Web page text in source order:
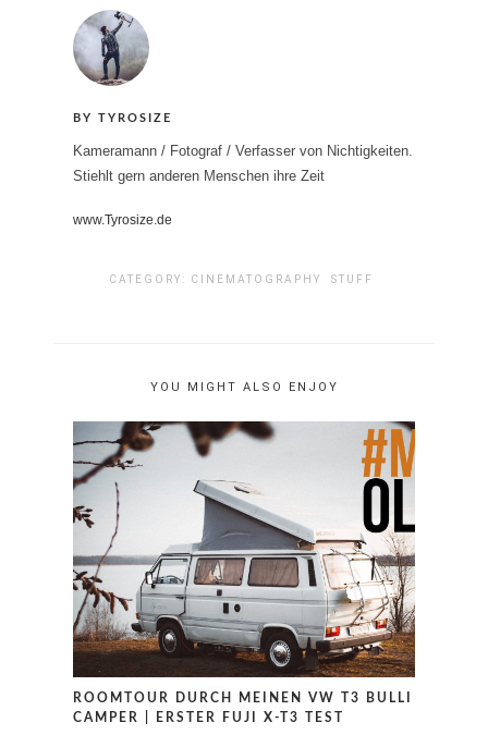
BY TYROSIZE
Kameramann / Fotograf / Verfasser von Nichtigkeiten.
Stiehlt gern anderen Menschen ihre Zeit
www.Tyrosize.de
CATEGORY: CINEMATOGRAPHY STUFF
YOU MIGHT ALSO ENJOY
ROOMTOUR DURCH MEINEN VW T3 BULLI
CAMPER | ERSTER FUJI X-T3 TEST